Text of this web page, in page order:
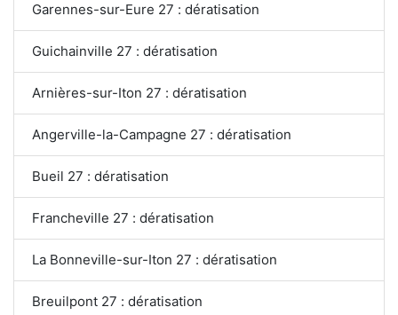
Garennes-sur-Eure 27 : dératisation
Guichainville 27 : dératisation
Arnières-sur-Iton 27 : dératisation
Angerville-la-Campagne 27 : dératisation
Bueil 27 : dératisation
Francheville 27 : dératisation
La Bonneville-sur-Iton 27 : dératisation
Breuilpont 27 : dératisation